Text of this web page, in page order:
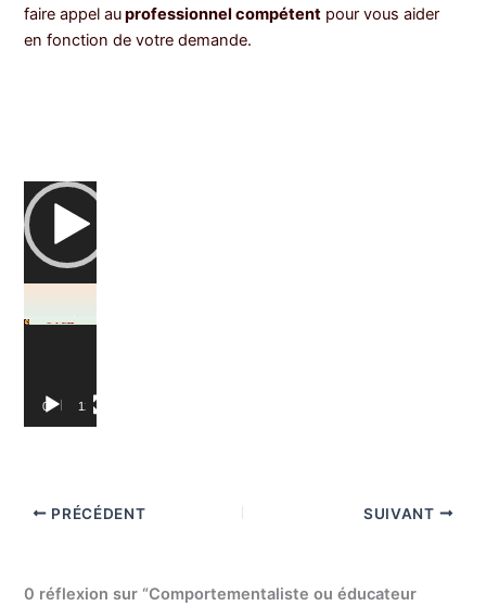
faire appel auprofessionnel compétent pour vous aider
en fonction de votre demande.
Lecteur
vidéo
00:00 12:05
PRÉCÉDENT SUIVANT
0 réflexion sur “Comportementaliste ou éducateur